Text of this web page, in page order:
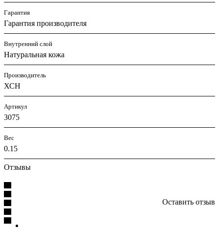
Гарантия
Гарантия производителя
Внутренний слой
Натуральная кожа
Производитель
ХСН
Артикул
3075
Вес
0.15
Отзывы
Оставить отзыв